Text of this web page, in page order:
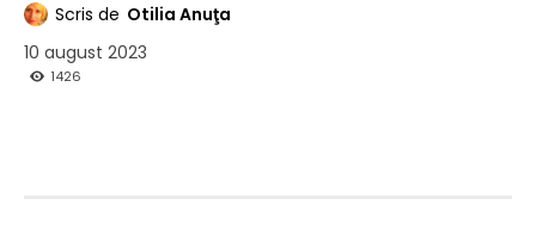
Scris de Otilia Anuţa
10 august 2023
1426